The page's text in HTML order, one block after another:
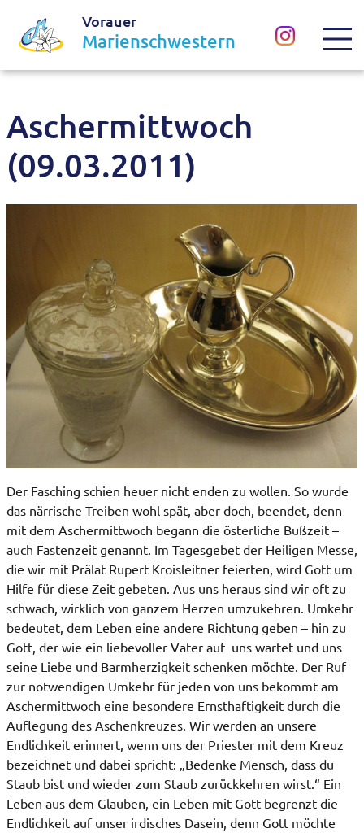
Vorauer
Marienschwestern
Aschermittwoch
(09.03.2011)
Der Fasching schien heuer nicht enden zu wollen. So wurde
das närrische Treiben wohl spät, aber doch, beendet, denn
mit dem Aschermittwoch begann die österliche Bußzeit –
auch Fastenzeit genannt. Im Tagesgebet der Heiligen Messe,
die wir mit Prälat Rupert Kroisleitner feierten, wird Gott um
Hilfe für diese Zeit gebeten. Aus uns heraus sind wir oft zu
schwach, wirklich von ganzem Herzen umzukehren. Umkehr
bedeutet, dem Leben eine andere Richtung geben – hin zu
Gott, der wie ein liebevoller Vater auf uns wartet und uns
seine Liebe und Barmherzigkeit schenken möchte. Der Ruf
zur notwendigen Umkehr für jeden von uns bekommt am
Aschermittwoch eine besondere Ernsthaftigkeit durch die
Auflegung des Aschenkreuzes. Wir werden an unsere
Endlichkeit erinnert, wenn uns der Priester mit dem Kreuz
bezeichnet und dabei spricht: „Bedenke Mensch, dass du
Staub bist und wieder zum Staub zurückkehren wirst.“ Ein
Leben aus dem Glauben, ein Leben mit Gott begrenzt die
Endlichkeit auf unser irdisches Dasein, denn Gott möchte